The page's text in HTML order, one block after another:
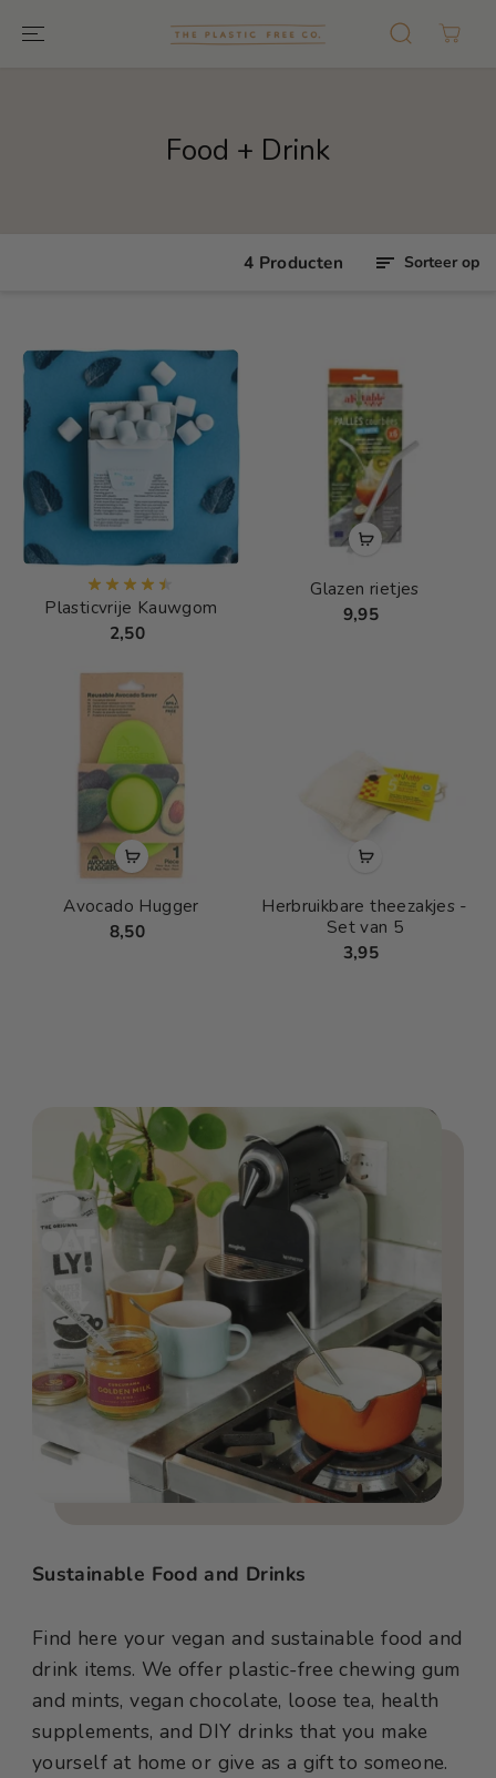
Food + Drink
4 Producten Sorteer op
Plasticvrije Kauwgom
2,50
Glazen rietjes
9,95
Avocado Hugger
8,50
Herbruikbare theezakjes -
Set van 5
3,95
Sustainable Food and Drinks
Find here your vegan and sustainable food and
drink items. We offer plastic-free chewing gum
and mints, vegan chocolate, loose tea, health
supplements, and DIY drinks that you make
yourself at home or give as a gift to someone.